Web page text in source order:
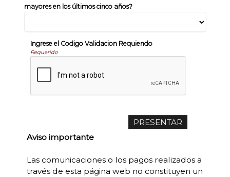
mayores en los últimos cinco años?
Ingrese el Codigo Validacion Requiendo
Requerido
Aviso importante
Las comunicaciones o los pagos realizados a
través de esta página web no constituyen un